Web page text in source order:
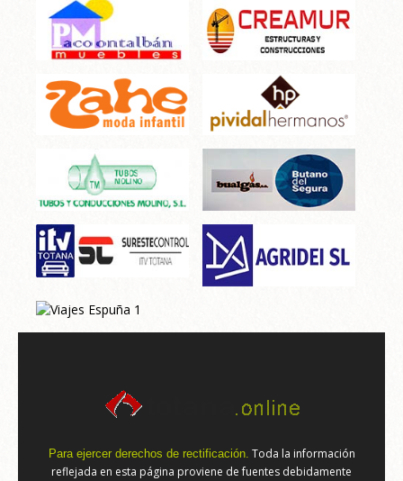
Para ejercer derechos de rectificación. Toda la información
reflejada en esta página proviene de fuentes debidamente